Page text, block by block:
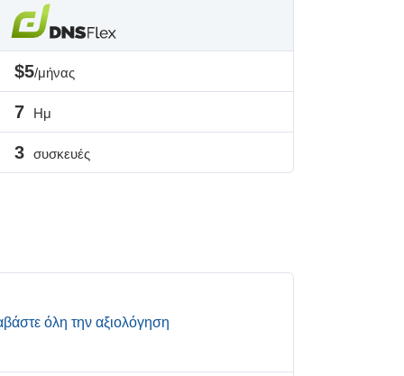
$5/μήνας
7 Ημ
3 συσκευές
όλη την αξιολόγηση